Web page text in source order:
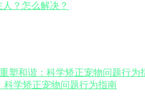
？怎么解决？
科学矫正宠物问题行为指南